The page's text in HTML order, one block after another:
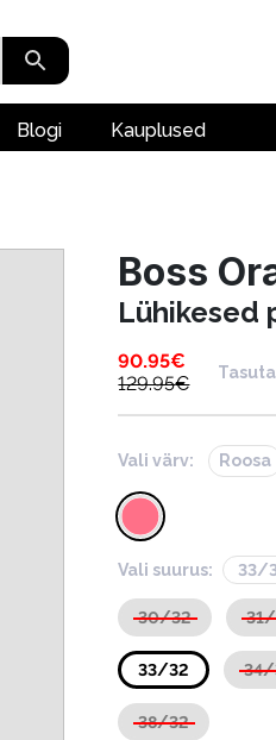
Blogi Kauplused
Boss
Lühikesed
90.95€
129.95€
Vali värv: Roosa
Vali suurus: 33/
30/32
33/32
38/32